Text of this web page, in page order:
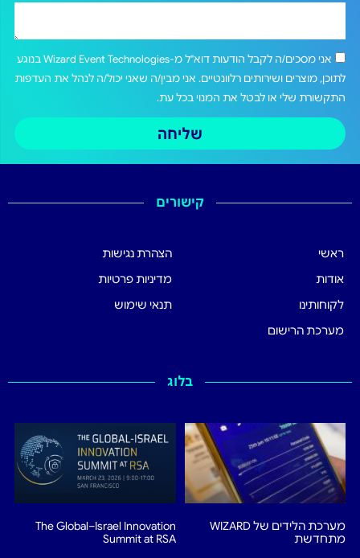
אני מסכים/ה לקבל הודעות דוא"ל מ-Wizard Event Technologies בנוגע
לתוכן, מוצרים ושירותים רלוונטיים. אני מבין/ה שאני יכול/ה לנהל את העדפות
התקשורת שלי או לבטל את המנוי בכל עת.
שליחה
קישורים
ראשי
אודות
לקוחותינו
מערכת הרישום
הצהרת נגישות
מדיניות פרטיות
תנאי שימוש
בלוג
מערכת הלידים של WIZARD
מתחדשת
The Global–Israel Innovation
Summit at RSA